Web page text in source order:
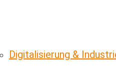
Digitalisierung &